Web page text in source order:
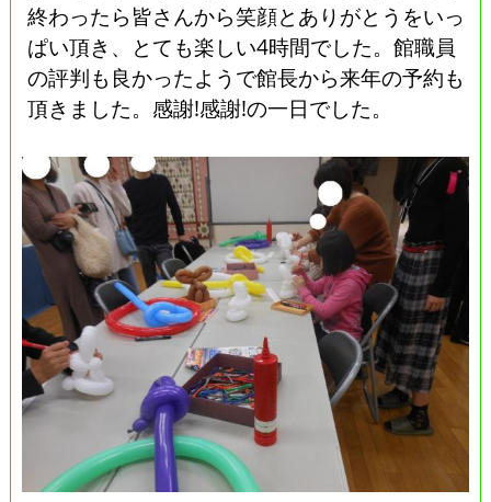
終わったら皆さんから笑顔とありがとうをいっ
ぱい頂き、とても楽しい4時間でした。館職員
の評判も良かったようで館長から来年の予約も
頂きました。感謝!感謝!の一日でした。